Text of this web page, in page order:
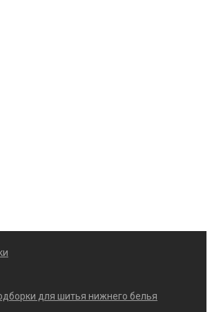
для шитья нижнего белья